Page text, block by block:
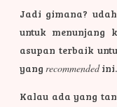
Jadi gimana?
untuk menunjang
asupan terbaik
yang recommendedini.
Kalau ada yang